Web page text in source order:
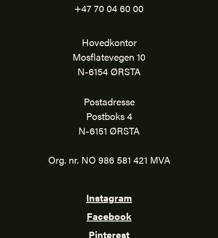
+47 70 04 60 00
Hovedkontor
Mosflatevegen 10
N-6154 ØRSTA
Postadresse
Postboks 4
N-6151 ØRSTA
Org. nr. NO 986 581 421 MVA
Instagram
Facebook
Pinterest